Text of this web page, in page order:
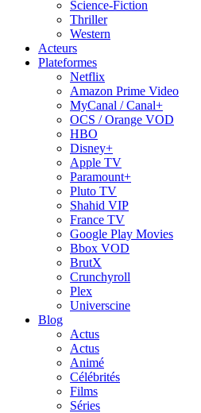
Science-Fiction
Thriller
Western
Acteurs
Plateformes
Netflix
Amazon Prime Video
MyCanal / Canal+
OCS / Orange VOD
HBO
Disney+
Apple TV
Paramount+
Pluto TV
Shahid VIP
France TV
Google Play Movies
Bbox VOD
BrutX
Crunchyroll
Plex
Universcine
Blog
Actus
Actus
Animé
Célébrités
Films
Séries